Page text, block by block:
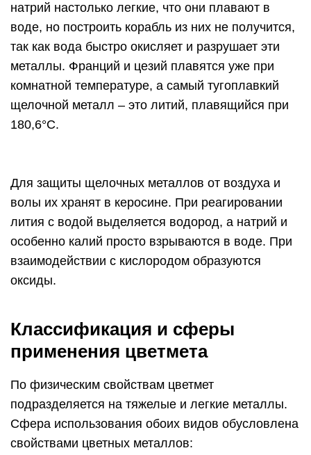
натрий настолько легкие, что они плавают в
воде, но построить корабль из них не получится,
так как вода быстро окисляет и разрушает эти
металлы. Франций и цезий плавятся уже при
комнатной температуре, а самый тугоплавкий
щелочной металл – это литий, плавящийся при
180,6°С.
Для защиты щелочных металлов от воздуха и
волы их хранят в керосине. При реагировании
лития с водой выделяется водород, а натрий и
особенно калий просто взрываются в воде. При
взаимодействии с кислородом образуются
оксиды.
Классификация и сферы
применения цветмета
По физическим свойствам цветмет
подразделяется на тяжелые и легкие металлы.
Сфера использования обоих видов обусловлена
свойствами цветных металлов: